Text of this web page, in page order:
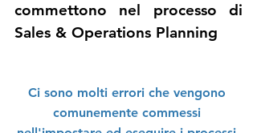
commettono nel processo di
Sales & Operations Planning
Ci sono molti errori che vengono
comunemente commessi